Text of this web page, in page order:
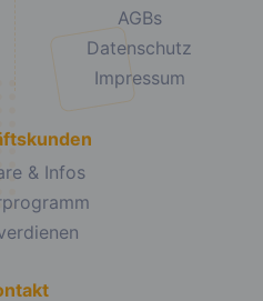
AGBs
Datenschutz
Impressum
& Infos